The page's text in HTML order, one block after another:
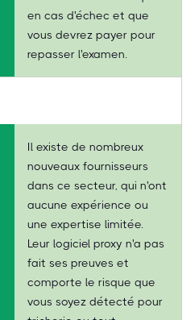
en cas d'échec et que
vous devrez payer pour
repasser l'examen.
Il existe de nombreux
nouveaux fournisseurs
dans ce secteur, qui n'ont
aucune expérience ou
une expertise limitée.
Leur logiciel proxy n'a pas
fait ses preuves et
comporte le risque que
vous soyez détecté pour